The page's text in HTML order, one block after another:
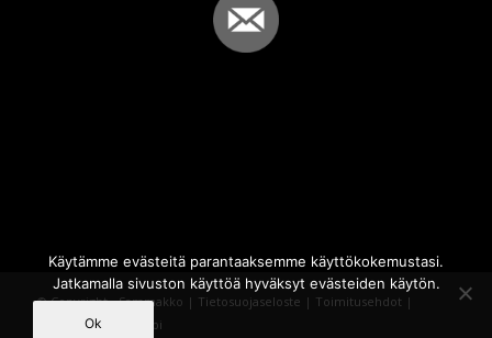
© Copyright - Sammakko | Tietosuojaseloste | Toimitusehdot |
Powered by
iQWebbi
Käytämme evästeitä parantaaksemme käyttökokemustasi.
Jatkamalla sivuston käyttöä hyväksyt evästeiden käytön.
Ok